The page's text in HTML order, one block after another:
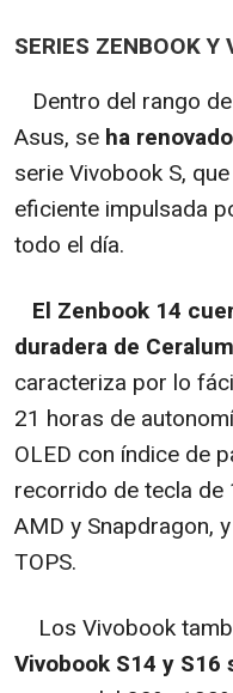
SERIES ZENBOOK Y
Dentro del rango
Asus, se ha
serie Vivobook S,
eficiente impulsada
todo el día.
El Zenbook 14
duradera de
caracteriza por lo
21 horas de
OLED con índice de
recorrido de tecla de
AMD y Snapdragon,
TOPS.
Los Vivobook
Vivobook S14 y S16